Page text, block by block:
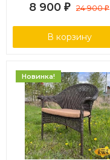
8 900 ₽ 24 900₽
В корзину
Новинка!